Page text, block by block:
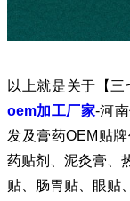
以上就是关于【
oem加工厂家-河
发及膏药OEM贴
药贴剂、泥灸膏、
贴、肠胃贴、眼贴